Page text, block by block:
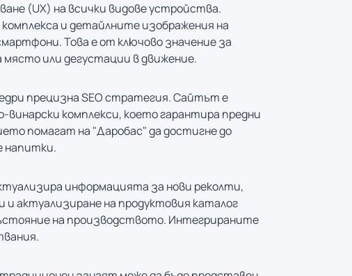
(UX) на всички видове устройства.
и детайлните изображения на
Това е от ключово значение за
или дегустации в движение.
прецизна SEO стратегия. Сайтът е
винарски комплекси, което гарантира предни
помагат на "Даробас" да достигне до
напитки.
информацията за нови реколти,
актуализиране на продуктовия каталог
на производството. Интегрираните